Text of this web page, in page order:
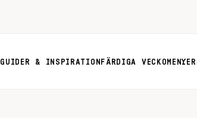
GUIDER & INSPIRATION FÄRDIGA VECKOMENYER